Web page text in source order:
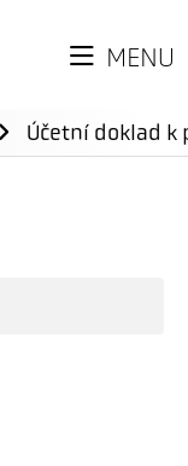
MENU
Účetní doklad